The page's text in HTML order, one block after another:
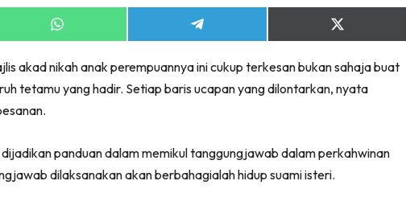
Share
on
Share
on
Share
on
(Twitter)
akad nikah anak perempuannya ini cukup terkesan bukan sahaja buat
tetamu yang hadir. Setiap baris ucapan yang dilontarkan, nyata
panduan dalam memikul tanggungjawab dalam perkahwinan
dilaksanakan akan berbahagialah hidup suami isteri.